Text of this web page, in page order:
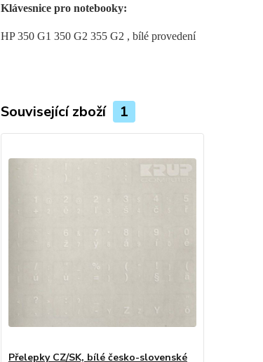
Klávesnice pro notebooky:
HP 350 G1 350 G2 355 G2 , bílé provedení
Související zboží 1
Přelepky CZ/SK, bílé česko-slovenské